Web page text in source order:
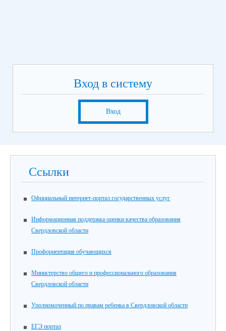
Вход в систему
Вход
Ссылки
Официальный интернет-портал государственных услуг
Информационная поддержка оценки качества образования
Свердловской области
Профориентация обучающихся
Министерство общего и профессионального образования
Свердловской области
Уполномоченный по правам ребенка в Свердловской области
ЕГЭ портал